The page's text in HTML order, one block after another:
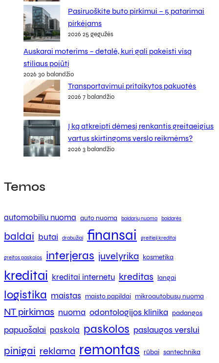
Pasiruoškite buto pirkimui – 5 patarimai
pirkėjams
2026 25 gegužės
Auskarai moterims – detalė, kuri gali pakeisti visą
stiliaus pojūtį
2026 30 balandžio
Transportavimui pritaikytos pakuotės
2026 7 balandžio
Į ką atkreipti dėmesį renkantis greitaeigius
vartus skirtingoms verslo reikmėms?
2026 3 balandžio
Temos
automobiliu nuoma auto nuoma baidarių nuoma baidarės
baldai butai drabužiai finansai greitieji kreditai
greitos paskolos interjeras juvelyrika kosmetika
kreditai kreditai internetu kreditas langai
logistika maistas maisto papildai mikroautobusų nuoma
NT pirkimas nuoma odontologijos klinika padangos
papuošalai paskola paskolos paslaugos verslui
pinigai reklama remontas rūbai santechnika